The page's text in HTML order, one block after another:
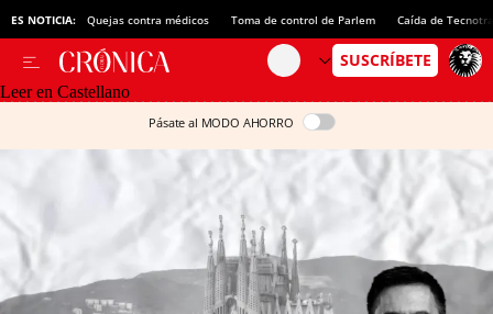
ES NOTICIA: Quejas contra médicos Toma de control de Parlem Caída de
Leer en Castellano
Pásate al MODO AHORRO